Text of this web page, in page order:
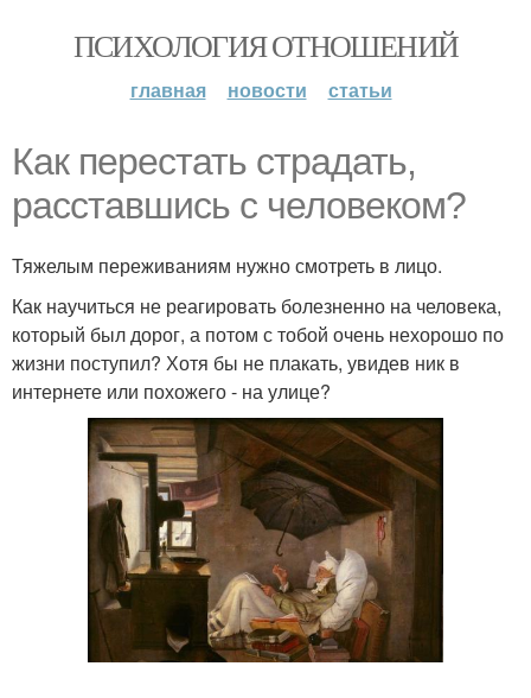
ПСИХОЛОГИЯ ОТНОШЕНИЙ
главная новости статьи
Как перестать страдать,
расставшись с человеком?
Тяжелым переживаниям нужно смотреть в лицо.
Как научиться не реагировать болезненно на человека,
который был дорог, а потом с тобой очень нехорошо по
жизни поступил? Хотя бы не плакать, увидев ник в
интернете или похожего - на улице?